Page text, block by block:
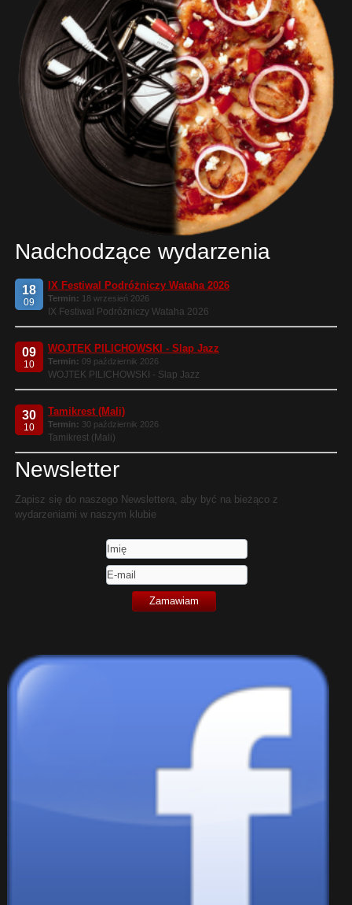
Nadchodzące wydarzenia
18
09
IX Festiwal Podróżniczy Wataha 2026
Termin: 18 wrzesień 2026
IX Festiwal Podróżniczy Wataha 2026
09
10
WOJTEK PILICHOWSKI - Slap Jazz
Termin: 09 październik 2026
WOJTEK PILICHOWSKI - Slap Jazz
30
10
Tamikrest (Mali)
Termin: 30 październik 2026
Tamikrest (Mali)
Newsletter
Zapisz się do naszego Newslettera, aby być na bieżąco z
wydarzeniami w naszym klubie